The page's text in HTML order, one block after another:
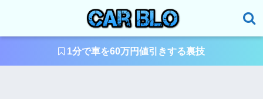
1分で車を60万円値引きする裏技